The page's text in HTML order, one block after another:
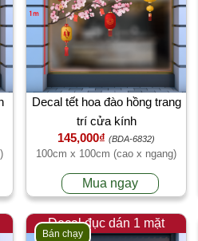
Decal tết hoa đào hồng trang
trí cửa kính
145,000₫ (BDA-6832)
100cm x 100cm (cao x ngang)
Mua ngay
Decal đục dán 1 mặt
Bán chạy